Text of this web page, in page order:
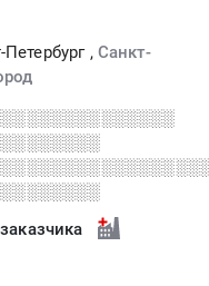
, Санкт-